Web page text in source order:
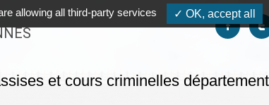
Suivez-
et cours criminelles
allowing all third-party services ✓ OK, accept all